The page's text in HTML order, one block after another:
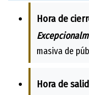
Hora de
masiva de
Hora de